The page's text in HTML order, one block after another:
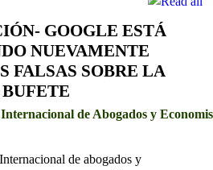
GOOGLE ESTÁ
NUEVAMENTE
FALSAS SOBRE LA
de Abogados y
de abogados y